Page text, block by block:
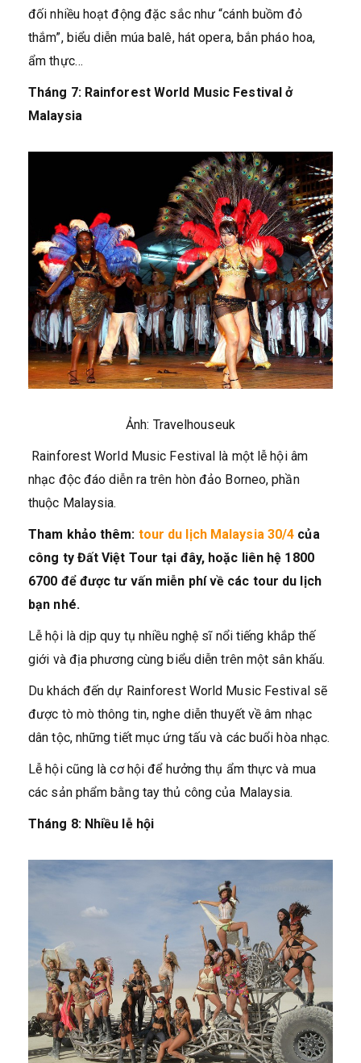
đối nhiều hoạt động đặc sắc như “cánh buồm đỏ
thắm”, biểu diễn múa balê, hát opera, bắn pháo hoa,
ẩm thực…
Tháng 7: Rainforest World Music Festival ở
Malaysia
Ảnh: Travelhouseuk
Rainforest World Music Festival là một lễ hội âm
nhạc độc đáo diễn ra trên hòn đảo Borneo, phần
thuộc Malaysia.
Tham khảo thêm: tour du lịch Malaysia 30/4 của
công ty Đất Việt Tour tại đây, hoặc liên hệ 1800
6700 để được tư vấn miễn phí về các tour du lịch
bạn nhé.
Lễ hội là dịp quy tụ nhiều nghệ sĩ nổi tiếng khắp thế
giới và địa phương cùng biểu diễn trên một sân khấu.
Du khách đến dự Rainforest World Music Festival sẽ
được tò mò thông tin, nghe diễn thuyết về âm nhạc
dân tộc, những tiết mục ứng tấu và các buổi hòa nhạc.
Lễ hội cũng là cơ hội để hưởng thụ ẩm thực và mua
các sản phẩm bằng tay thủ công của Malaysia.
Tháng 8: Nhiều lễ hội